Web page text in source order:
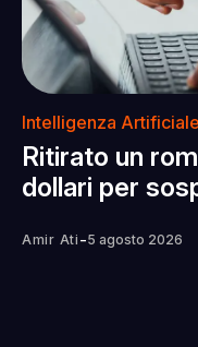
Intelligenza Artificiale
Ritirato un
dollari per
Amir Ati -5 agosto 2026